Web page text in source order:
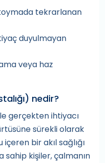
tekrarlanan
duyulmayan
veya haz
nedir?
gerçekten ihtiyacı
sürekli olarak
bir akıl sağlığı
sahip kişiler, çalmanın